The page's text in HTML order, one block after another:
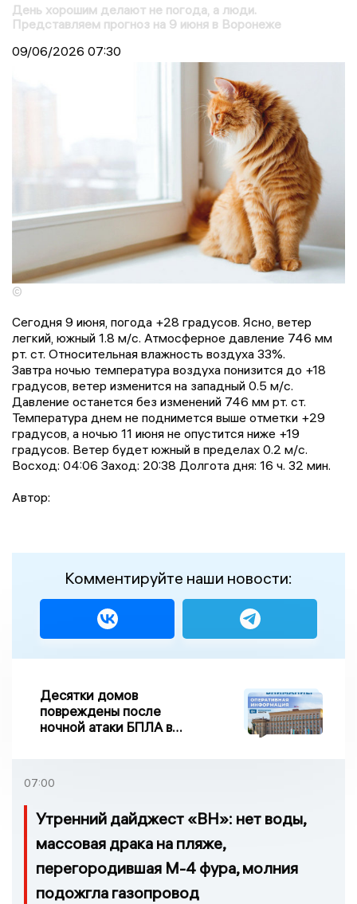
День хорошим делают не погода, а люди.
Представляем прогноз на 9 июня в Воронеже
09/06/2026 07:30
©
Сегодня 9 июня, погода +28 градусов. Ясно, ветер
легкий, южный 1.8 м/с. Атмосферное давление 746 мм
рт. ст. Относительная влажность воздуха 33%.
Завтра ночью температура воздуха понизится до +18
градусов, ветер изменится на западный 0.5 м/с.
Давление останется без изменений 746 мм рт. ст.
Температура днем не поднимется выше отметки +29
градусов, a ночью 11 июня не опустится ниже +19
градусов. Ветер будет южный в пределах 0.2 м/с.
Восход: 04:06 Заход: 20:38 Долгота дня: 16 ч. 32 мин.
Автор:
Комментируйте наши новости:
Десятки домов
повреждены после
ночной атаки БПЛА в
07:00
Утренний дайджест «ВН»: нет воды,
массовая драка на пляже,
перегородившая М-4 фура, молния
подожгла газопровод